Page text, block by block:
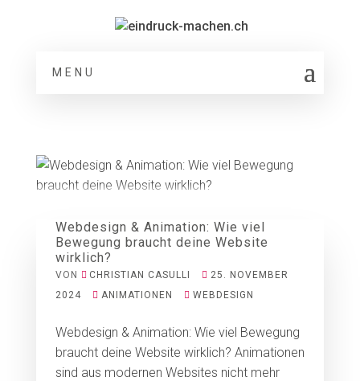
MENU
Webdesign & Animation: Wie viel
Bewegung braucht deine Website
wirklich?
VON CHRISTIAN CASULLI
25. NOVEMBER
2024
ANIMATIONEN WEBDESIGN
Webdesign & Animation: Wie viel Bewegung
braucht deine Website wirklich? Animationen
sind aus modernen Websites nicht mehr